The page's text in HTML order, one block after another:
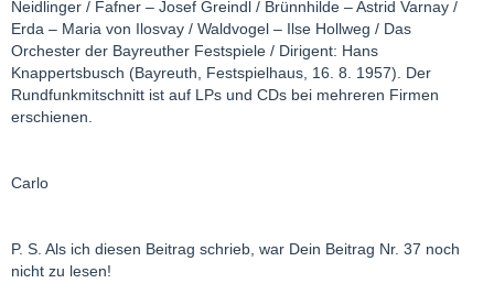
Neidlinger / Fafner – Josef Greindl / Brünnhilde – Astrid Varnay /
Erda – Maria von Ilosvay / Waldvogel – Ilse Hollweg / Das
Orchester der Bayreuther Festspiele / Dirigent: Hans
Knappertsbusch (Bayreuth, Festspielhaus, 16. 8. 1957). Der
Rundfunkmitschnitt ist auf LPs und CDs bei mehreren Firmen
erschienen.
Carlo
P. S. Als ich diesen Beitrag schrieb, war Dein Beitrag Nr. 37 noch
nicht zu lesen!